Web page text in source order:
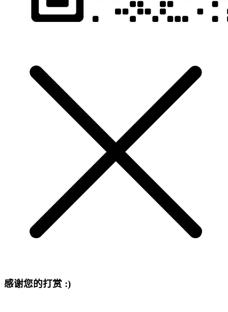
感谢您的打赏 :)